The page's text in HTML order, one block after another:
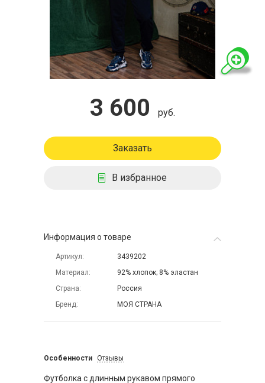
3 600 руб.
Заказать
В избранное
Информация о товаре
Артикул
3439202
Материал
92% хлопок; 8% эластан
Страна
Россия
Бренд
МОЯ СТРАНА
Особенности Отзывы
Футболка с длинным рукавом прямого